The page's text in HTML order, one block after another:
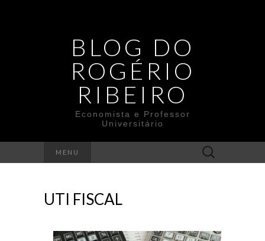
BLOG DO
ROGÉRIO
RIBEIRO
Economista e Professor
Universitário
MENU
Search
for:
UTI FISCAL